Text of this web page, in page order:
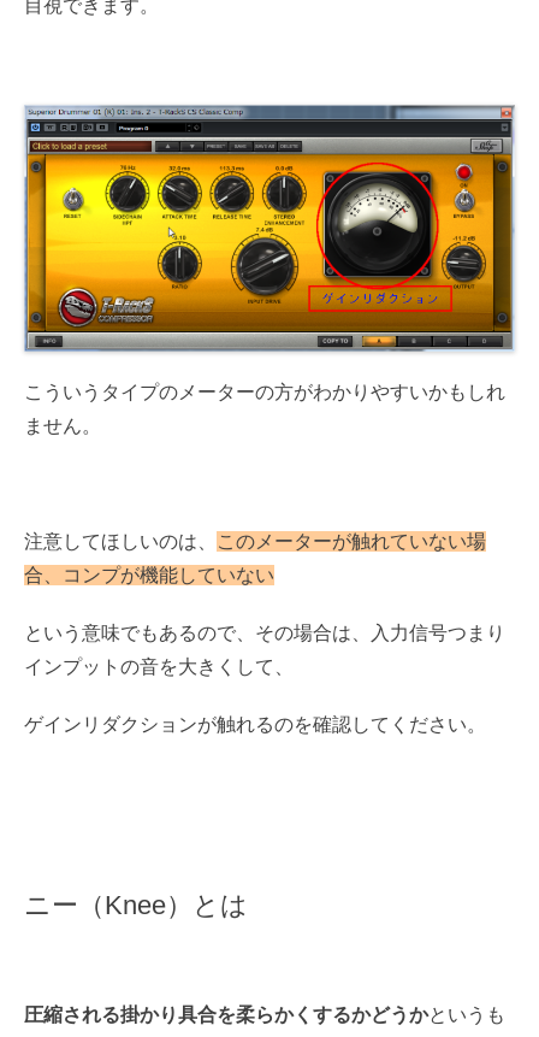
目視できます。
こういうタイプのメーターの方がわかりやすいかもしれ
ません。
注意してほしいのは、
このメーターが触れていない場
合、コンプが機能していない
という意味でもあるので、その場合は、入力信号つまり
インプットの音を大きくして、
ゲインリダクションが触れるのを確認してください。
ニー（Knee）とは
圧縮される掛かり具合を柔らかくするかどうかというも